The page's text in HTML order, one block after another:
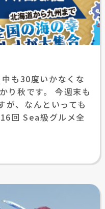
も30度いかなくな
り秋です。 今週末も
が、なんといっても
回 Sea級グルメ全